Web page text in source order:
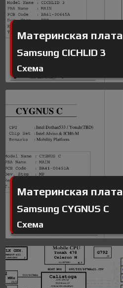
Материнская плата
Samsung CICHLID 3
Схема
Материнская плата
Samsung CYGNUS C
Схема